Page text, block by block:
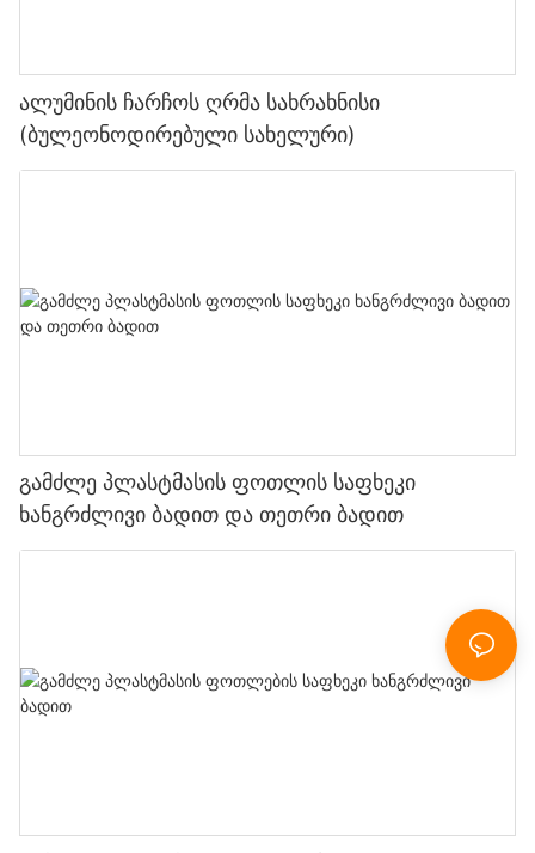
ალუმინის ჩარჩოს ღრმა სახრახნისი
(ბულეონოდირებული სახელური)
გამძლე პლასტმასის ფოთლის საფხეკი
ხანგრძლივი ბადით და თეთრი ბადით